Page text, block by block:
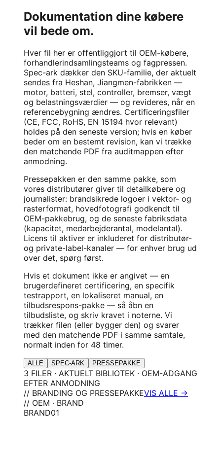
Dokumentation dine købere
vil bede om.
Hver fil her er offentliggjort til OEM-købere,
forhandlerindsamlingsteams og fagpressen.
Spec-ark dækker den SKU-familie, der aktuelt
sendes fra Heshan, Jiangmen-fabrikken —
motor, batteri, stel, controller, bremser, vægt
og belastningsværdier — og revideres, når en
referencebygning ændres. Certificeringsfiler
(CE, FCC, RoHS, EN 15194 hvor relevant)
holdes på den seneste version; hvis en køber
beder om en bestemt revision, kan vi trække
den matchende PDF fra auditmappen efter
anmodning.
Pressepakken er den samme pakke, som
vores distributører giver til detailkøbere og
journalister: brandsikrede logoer i vektor- og
rasterformat, hovedfotografi godkendt til
OEM-pakkebrug, og de seneste fabriksdata
(kapacitet, medarbejderantal, modelantal).
Licens til aktiver er inkluderet for distributør-
og private-label-kanaler — for enhver brug ud
over det, spørg først.
Hvis et dokument ikke er angivet — en
brugerdefineret certificering, en specifik
testrapport, en lokaliseret manual, en
tilbudsrespons-pakke — så åbn en
tilbudsliste, og skriv kravet i noterne. Vi
trækker filen (eller bygger den) og svarer
med den matchende PDF i samme samtale,
normalt inden for 48 timer.
ALLE SPEC-ARK PRESSEPAKKE
3 FILER · AKTUELT BIBLIOTEK · OEM-ADGANG
EFTER ANMODNING
// BRANDING OG PRESSEPAKKEVIS ALLE →
// OEM · BRAND
BRAND01